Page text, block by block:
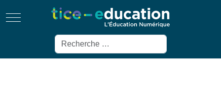
Mobile Menu Toggle
Rechercher